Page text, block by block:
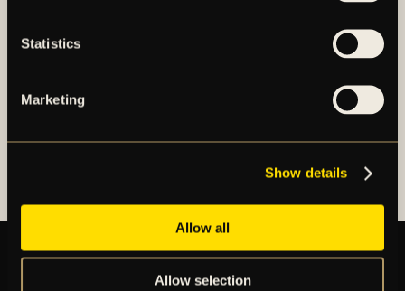
Statistics
Marketing
Show details
Allow all
Allow selection
spelar i OBOS Damallsvenskan. AIK Fotboll AB är
noterat på NGM Nordic Growth Market Stockholm.
AIK FOTBOLLSFÖRENING